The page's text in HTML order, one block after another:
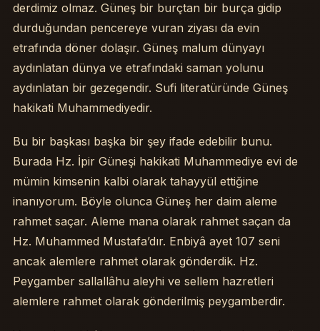
derdimiz olmaz. Güneş bir burçtan bir burça gidip
durduğundan pencereye vuran ziyası da evin
etrafında döner dolaşır. Güneş malum dünyayı
aydınlatan dünya ve etrafındaki saman yolunu
aydınlatan bir gezegendir. Sufi literatüründe Güneş
hakikati Muhammediyedir.
Bu bir başkası başka bir şey ifade edebilir bunu.
Burada Hz. İpir Güneşi hakikati Muhammediye evi de
mümin kimsenin kalbi olarak tahayyül ettiğine
inanıyorum. Böyle olunca Güneş her daim aleme
rahmet saçar. Aleme mana olarak rahmet saçan da
Hz. Muhammed Mustafa’dır. Enbiyâ ayet 107 seni
ancak alemlere rahmet olarak gönderdik. Hz.
Peygamber sallallâhu aleyhi ve sellem hazretleri
alemlere rahmet olarak gönderilmiş peygamberdir.